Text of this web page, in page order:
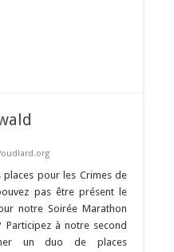
places pour les Crimes de
pas être présent le
notre Soirée Marathon
Participez à notre second
un duo de places